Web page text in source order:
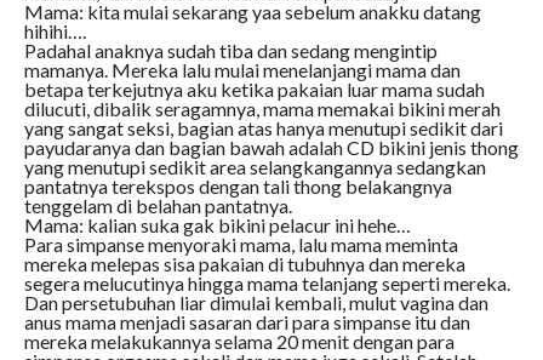
Mama: kita mulai sekarang yaa sebelum anakku datang
hihihi….
Padahal anaknya sudah tiba dan sedang mengintip
mamanya. Mereka lalu mulai menelanjangi mama dan
betapa terkejutnya aku ketika pakaian luar mama sudah
dilucuti, dibalik seragamnya, mama memakai bikini merah
yang sangat seksi, bagian atas hanya menutupi sedikit dari
payudaranya dan bagian bawah adalah CD bikini jenis thong
yang menutupi sedikit area selangkangannya sedangkan
pantatnya terekspos dengan tali thong belakangnya
tenggelam di belahan pantatnya.
Mama: kalian suka gak bikini pelacur ini hehe…
Para simpanse menyoraki mama, lalu mama meminta
mereka melepas sisa pakaian di tubuhnya dan mereka
segera melucutinya hingga mama telanjang seperti mereka.
Dan persetubuhan liar dimulai kembali, mulut vagina dan
anus mama menjadi sasaran dari para simpanse itu dan
mereka melakukannya selama 20 menit dengan para